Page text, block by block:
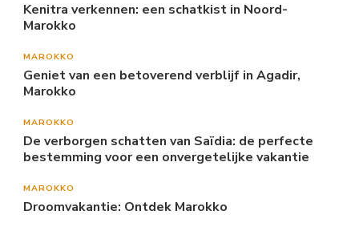
Kenitra verkennen: een schatkist in Noord-
Marokko
MAROKKO
Geniet van een betoverend verblijf in Agadir,
Marokko
MAROKKO
De verborgen schatten van Saïdia: de perfecte
bestemming voor een onvergetelijke vakantie
MAROKKO
Droomvakantie: Ontdek Marokko